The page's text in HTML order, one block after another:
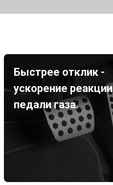
Быстрее отклик -
ускорение реакции
педали газа.